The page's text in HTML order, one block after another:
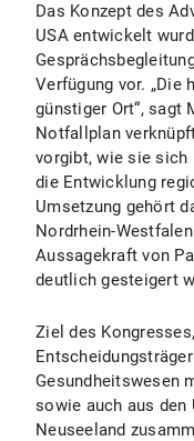
Das Konzept des
USA entwickelt
Verfügung vor. „Die
günstiger Ort“, sagt
Notfallplan
vorgibt, wie sie
die Entwicklung
Umsetzung gehört
Nordrhein-
Aussagekraft von
deutlich gesteigert
Ziel des
Gesundheitswesen
sowie auch aus den
Neuseeland